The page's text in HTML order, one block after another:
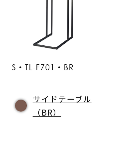
S・TL-F701・BR
サイドテーブル
（BR）